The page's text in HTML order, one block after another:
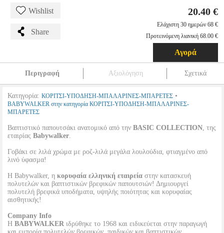
Wishlist
Share
20.40 €
Ελάχιστη 30 ημερών 68 €
Προτεινόμενη λιανική 68.00 €
Αγορά
Περιγραφή Αξιολόγηση Σχετικά
Κατηγορία: ΚΟΡΙΤΣΙ-ΥΠΟΔΗΣΗ-ΜΠΑΛΑΡΙΝΕΣ-ΜΠΑΡΕΤΕΣ •
BABYWALKER στην κατηγορία ΚΟΡΙΤΣΙ-ΥΠΟΔΗΣΗ-ΜΠΑΛΑΡΙΝΕΣ-
ΜΠΑΡΕΤΕΣ
Βαπτιστικό παπουτσάκι ανατομικό από την BASIC COLLECTION, της
εταιρίας Babywalker.
Γοβάκι σε λιλά χρώμα με ροζ-λιλά μεγάλα λουλούδια, φτιαγμένο από
λινό ύφασμα!
Η Babywalker, η κορυφαία ελληνική εταιρεία στην κατασκευή
πολυτελών και βαπτιστικών βρεφικών παπουτσιών! Δημιουργεί
πολυτελή βρεφικά υποδήματα, υψηλής ποιότητας και κορυφαίας
αισθητικής!
Company Info
Η BABYWALKER ιδρύθηκε το 1968 και ειδικεύεται στην παραγωγή